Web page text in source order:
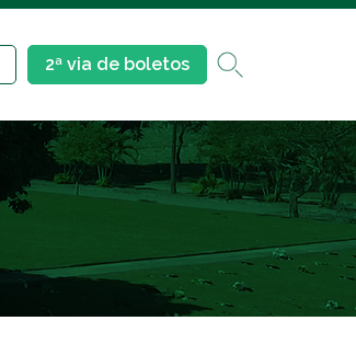
2ª via de boletos